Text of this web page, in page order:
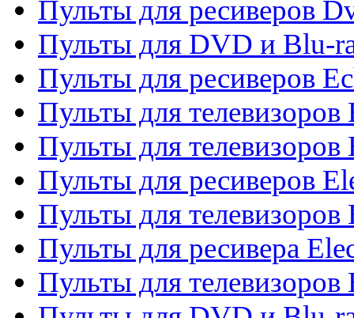
Пульты для ресиверов
Пульты для DVD и Blu-
Пульты для ресиверов
Пульты для телевизоров
Пульты для телевизоров
Пульты для ресиверов
Пульты для телевизоров
Пульты для ресивера
Пульты для телевизоров